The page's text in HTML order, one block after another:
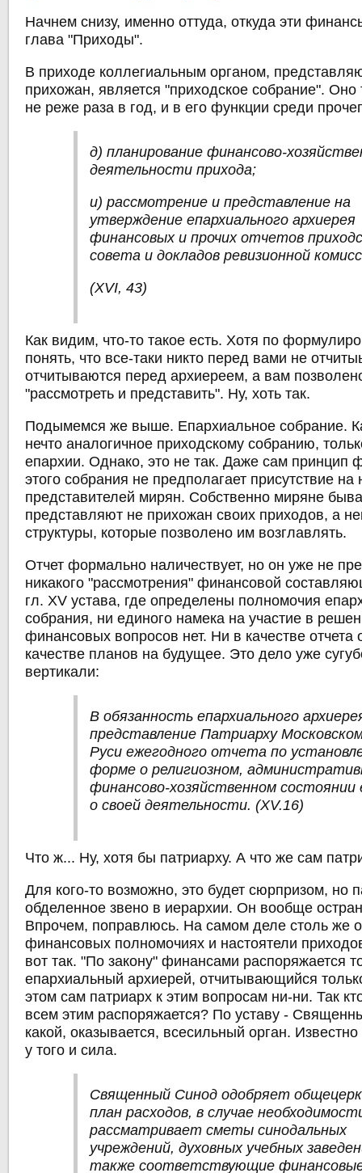
Начнем снизу, именно оттуда, откуда эти
глава "Приходы".
В приходе коллегиальным органом,
прихожан, является "приходское собрание". Оно
не реже раза в год, и в его функции среди
д) планирование финансово-
деятельности прихода;
и) рассмотрение и представление на
утверждение епархиального архиерея
финансовых и прочих отчетов
совета и докладов ревизионной
(XVI, 43)
Как видим, что-то такое есть. Хотя по
понять, что все-таки никто перед вами не
отчитываются перед архиереем, а вам
"рассмотреть и представить". Ну, хоть так.
Подымемся же выше. Епархиальное собрание.
нечто аналогичное приходскому собранию,
епархии. Однако, это не так. Даже сам принцип
этого собрания не предполагает присутствие на
представителей мирян. Собственно миряне
представляют не прихожан своих приходов, а
структуры, которые позволено им возглавлять.
Отчет формально наличествует, но он уже не
никакого "рассмотрения" финансовой
гл. XV устава, где определены полномочия
собрания, ни единого намека на участие в
финансовых вопросов нет. Ни в качестве
качестве планов на будущее. Это дело уже
вертикали:
В обязанность епархиального
представление Патриарху
Руси ежегодного отчета по
форме о религиозном,
финансово-хозяйственном состоянии
о своей деятельности. (XV.16)
Что ж... Ну, хотя бы патриарху. А что же сам
Для кого-то возможно, это будет сюрпризом, но
обделенное звено в иерархии. Он вообще
Впрочем, поправлюсь. На самом деле столь же
финансовых полномочиях и настоятели
вот так. "По закону" финансами распоряжается
епархиальный архиерей, отчитывающийся
этом сам патриарх к этим вопросам ни-ни. Так
всем этим распоряжается? По уставу -
какой, оказывается, всесильный орган.
у того и сила.
Священный Синод одобряет
план расходов, в случае
рассматривает сметы синодальных
учреждений, духовных учебных
также соответствующие